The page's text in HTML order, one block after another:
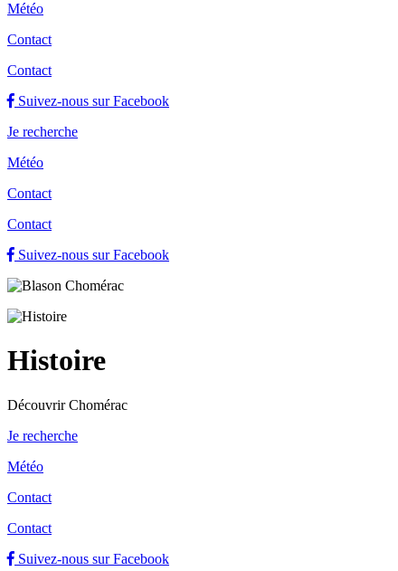
Météo
Contact
Contact
Suivez-nous sur Facebook
Je recherche
Météo
Contact
Contact
Suivez-nous sur Facebook
Histoire
Découvrir Chomérac
Je recherche
Météo
Contact
Contact
Suivez-nous sur Facebook